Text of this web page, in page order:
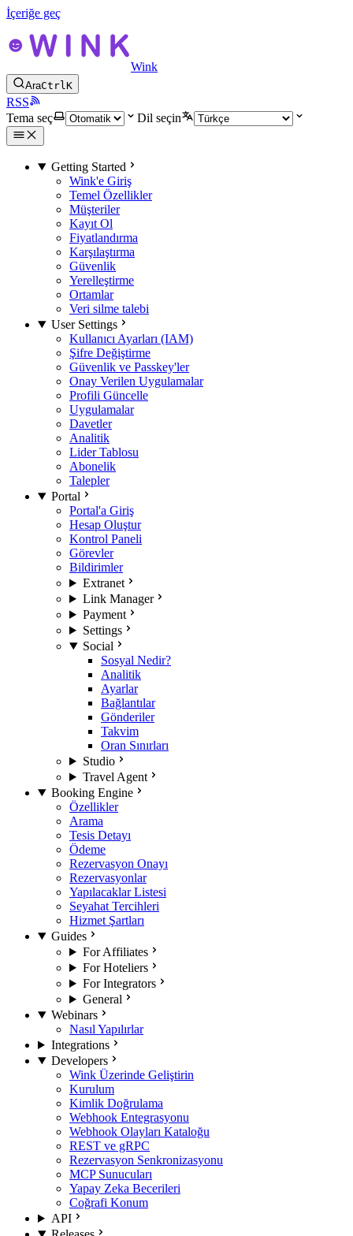
İçeriğe geç
Wink
AraCtrlK
RSS
Tema seç
Dil seçin
Getting Started
Wink'e Giriş
Temel Özellikler
Müşteriler
Kayıt Ol
Fiyatlandırma
Karşılaştırma
Güvenlik
Yerelleştirme
Ortamlar
Veri silme talebi
User Settings
Kullanıcı Ayarları (IAM)
Şifre Değiştirme
Güvenlik ve Passkey'ler
Onay Verilen Uygulamalar
Profili Güncelle
Uygulamalar
Davetler
Analitik
Lider Tablosu
Abonelik
Talepler
Portal
Portal'a Giriş
Hesap Oluştur
Kontrol Paneli
Görevler
Bildirimler
Extranet
Link Manager
Payment
Settings
Social
Sosyal Nedir?
Analitik
Ayarlar
Bağlantılar
Gönderiler
Takvim
Oran Sınırları
Studio
Travel Agent
Booking Engine
Özellikler
Arama
Tesis Detayı
Ödeme
Rezervasyon Onayı
Rezervasyonlar
Yapılacaklar Listesi
Seyahat Tercihleri
Hizmet Şartları
Guides
For Affiliates
For Hoteliers
For Integrators
General
Webinars
Nasıl Yapılırlar
Integrations
Developers
Wink Üzerinde Geliştirin
Kurulum
Kimlik Doğrulama
Webhook Entegrasyonu
Webhook Olayları Kataloğu
REST ve gRPC
Rezervasyon Senkronizasyonu
MCP Sunucuları
Yapay Zeka Becerileri
Coğrafi Konum
API